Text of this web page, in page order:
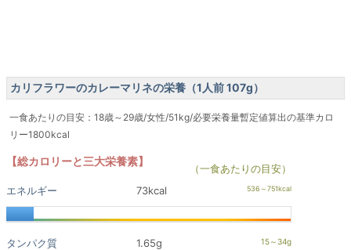
カリフラワーのカレーマリネの栄養（1人前 107g）
一食あたりの目安：18歳～29歳/女性/51kg/必要栄養量暫定値算出の基準カロ
リー1800kcal
【総カロリーと三大栄養素】
（一食あたりの目安）
エネルギー
73kcal
タンパク質 1.65g